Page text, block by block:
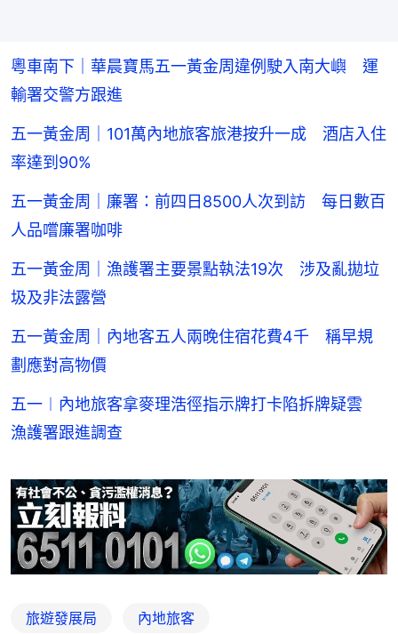
粵車南下｜華晨寶馬五一黃金周違例駛入南大嶼 運
輸署交警方跟進
五一黃金周｜101萬內地旅客旅港按升一成 酒店入住
率達到90%
五一黃金周｜廉署：前四日8500人次到訪 每日數百
人品嚐廉署咖啡
五一黃金周｜漁護署主要景點執法19次 涉及亂拋垃
圾及非法露營
五一黃金周｜內地客五人兩晚住宿花費4千 稱早規
劃應對高物價
五一︱內地旅客拿麥理浩徑指示牌打卡陷拆牌疑雲
漁護署跟進調查
旅遊發展局 內地旅客